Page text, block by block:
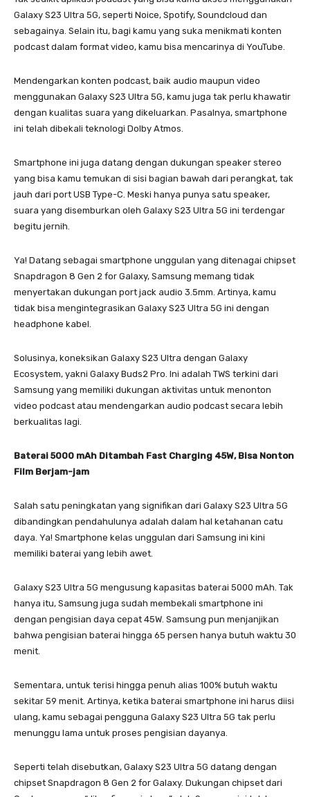
Galaxy S23 Ultra 5G, seperti Noice, Spotify, Soundcloud dan
sebagainya. Selain itu, bagi kamu yang suka menikmati konten
podcast dalam format video, kamu bisa mencarinya di YouTube.
Mendengarkan konten podcast, baik audio maupun video
menggunakan Galaxy S23 Ultra 5G, kamu juga tak perlu khawatir
dengan kualitas suara yang dikeluarkan. Pasalnya, smartphone
ini telah dibekali teknologi Dolby Atmos.
Smartphone ini juga datang dengan dukungan speaker stereo
yang bisa kamu temukan di sisi bagian bawah dari perangkat, tak
jauh dari port USB Type-C. Meski hanya punya satu speaker,
suara yang disemburkan oleh Galaxy S23 Ultra 5G ini terdengar
begitu jernih.
Ya! Datang sebagai smartphone unggulan yang ditenagai chipset
Snapdragon 8 Gen 2 for Galaxy, Samsung memang tidak
menyertakan dukungan port jack audio 3.5mm. Artinya, kamu
tidak bisa mengintegrasikan Galaxy S23 Ultra 5G ini dengan
headphone kabel.
Solusinya, koneksikan Galaxy S23 Ultra dengan Galaxy
Ecosystem, yakni Galaxy Buds2 Pro. Ini adalah TWS terkini dari
Samsung yang memiliki dukungan aktivitas untuk menonton
video podcast atau mendengarkan audio podcast secara lebih
berkualitas lagi.
Baterai 5000 mAh Ditambah Fast Charging 45W, Bisa Nonton
Film Berjam-jam
Salah satu peningkatan yang signifikan dari Galaxy S23 Ultra 5G
dibandingkan pendahulunya adalah dalam hal ketahanan catu
daya. Ya! Smartphone kelas unggulan dari Samsung ini kini
memiliki baterai yang lebih awet.
Galaxy S23 Ultra 5G mengusung kapasitas baterai 5000 mAh. Tak
hanya itu, Samsung juga sudah membekali smartphone ini
dengan pengisian daya cepat 45W. Samsung pun menjanjikan
bahwa pengisian baterai hingga 65 persen hanya butuh waktu 30
menit.
Sementara, untuk terisi hingga penuh alias 100% butuh waktu
sekitar 59 menit. Artinya, ketika baterai smartphone ini harus diisi
ulang, kamu sebagai pengguna Galaxy S23 Ultra 5G tak perlu
menunggu lama untuk proses pengisian dayanya.
Seperti telah disebutkan, Galaxy S23 Ultra 5G datang dengan
chipset Snapdragon 8 Gen 2 for Galaxy. Dukungan chipset dari